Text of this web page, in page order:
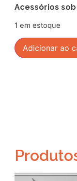
Acessórios
1 em estoque
Adicionar ao